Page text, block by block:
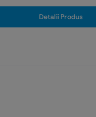
Detalii Produs